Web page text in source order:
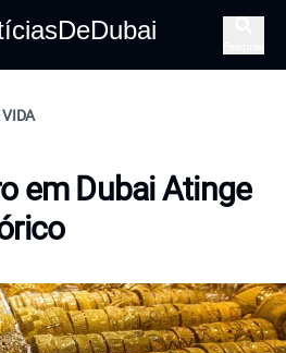
VIDA
em Dubai Atinge